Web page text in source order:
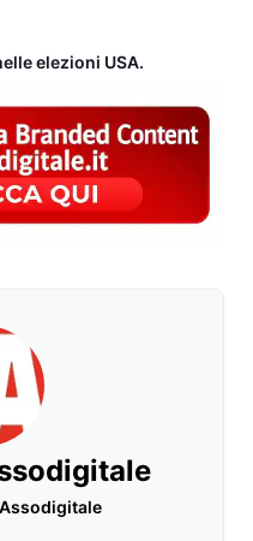
elezioni USA.